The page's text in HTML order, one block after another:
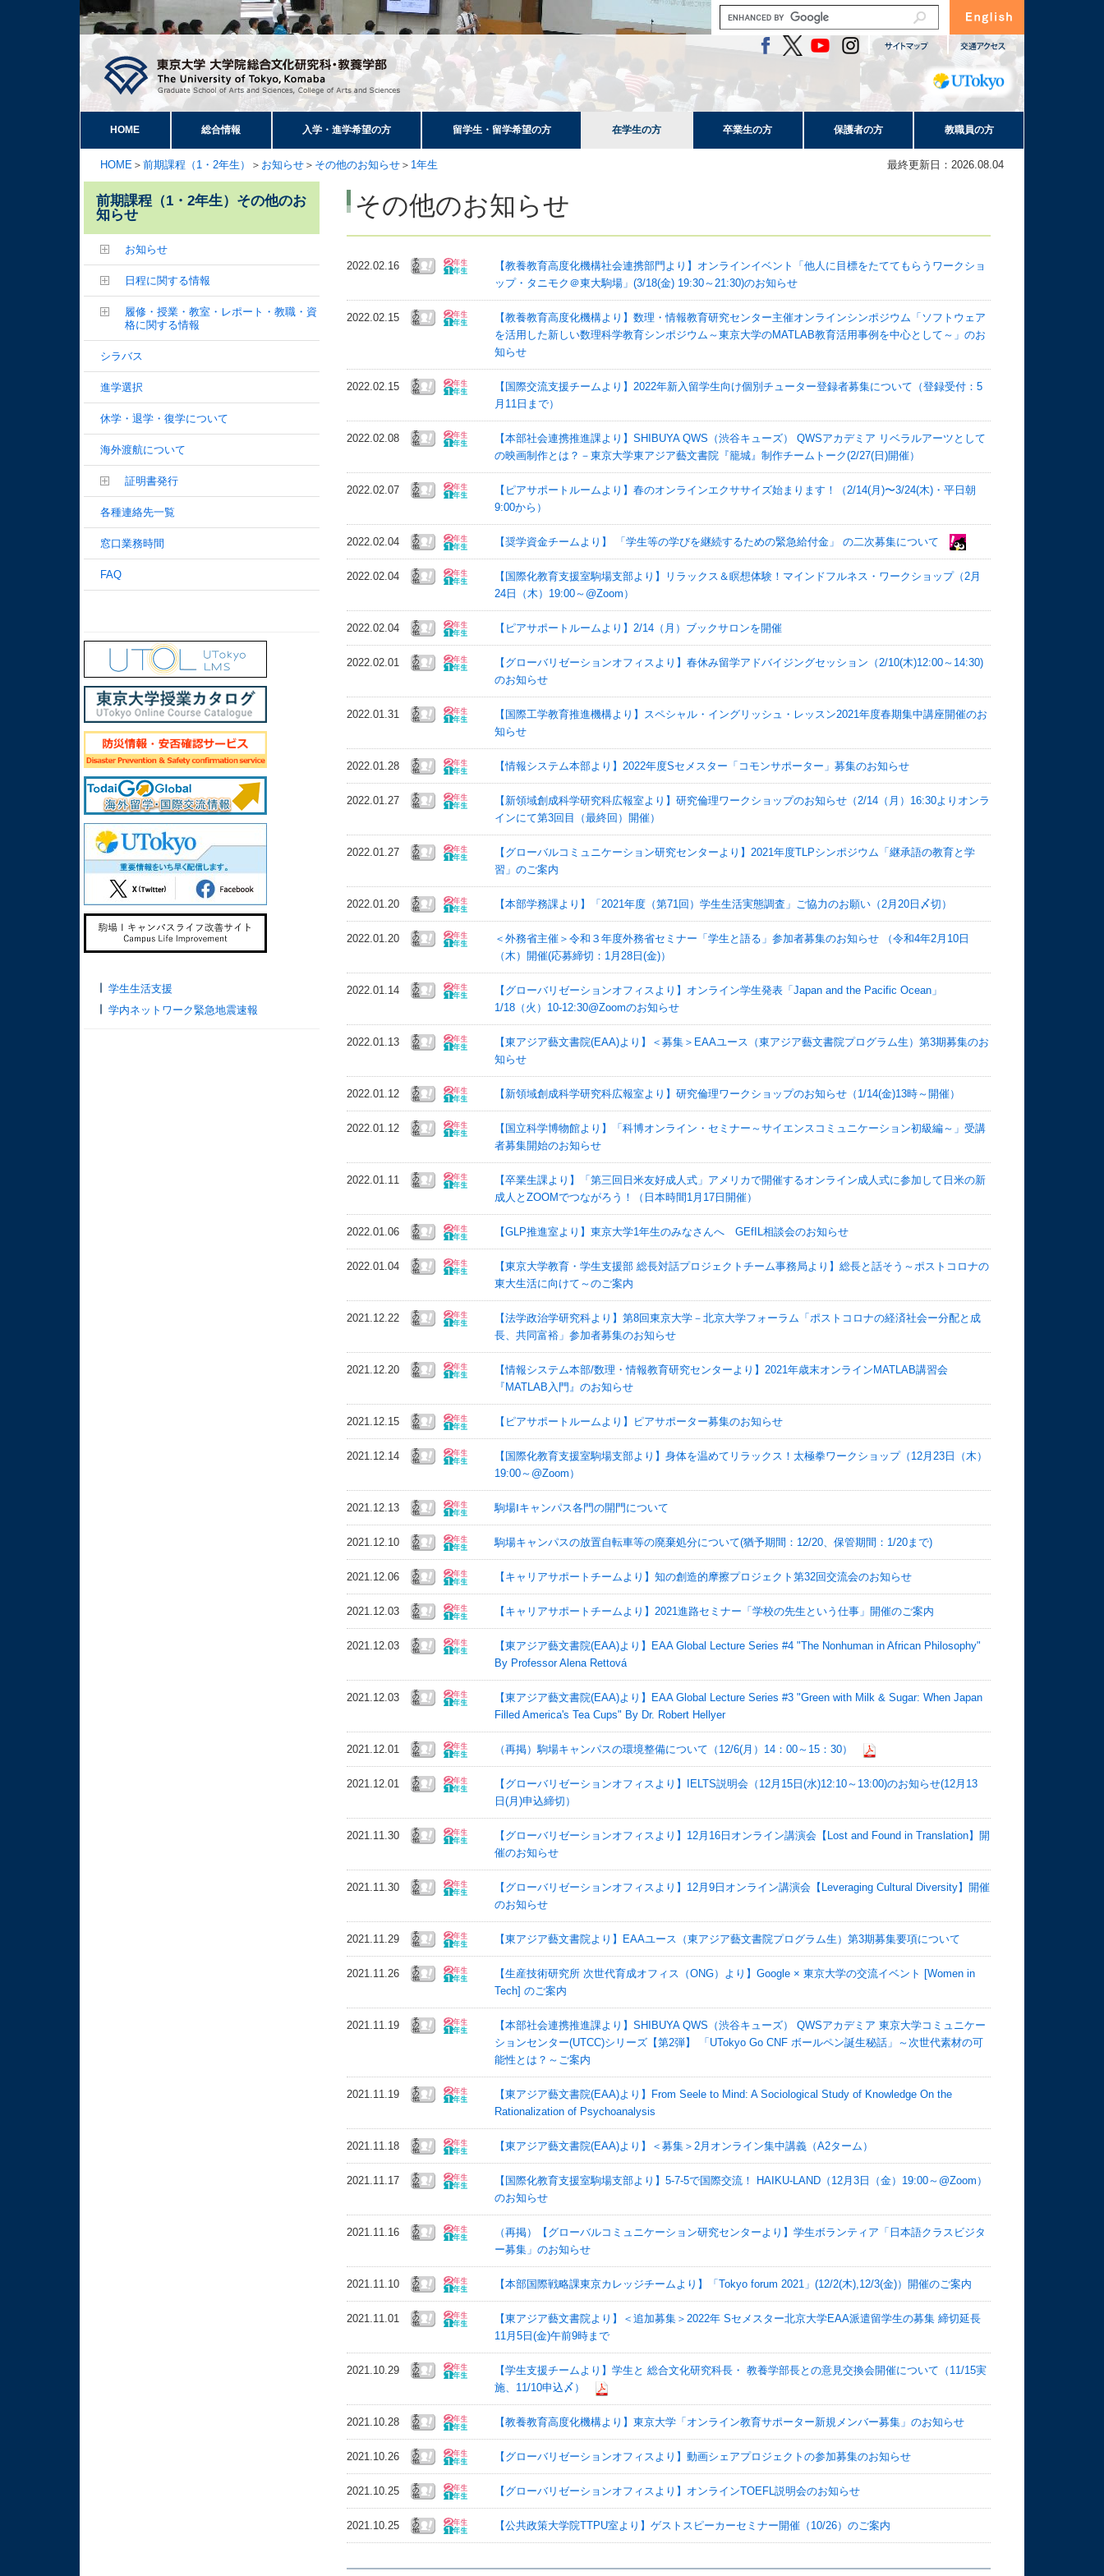
HOME 総合情報 入学・進学希望の方 留学生・留学希望の方 在学生の方 卒業生の方 保護者の方 教職員の方
HOME ＞ 前期課程（1・2年生） ＞ お知らせ ＞ その他のお知らせ ＞ 1年生 最終更新日：2026.08.04
その他のお知らせ
2022.02.16
【教養教育高度化機構社会連携部門より】オンラインイベント「他人に目標をたててもらうワークショ
ップ・タニモク＠東大駒場」(3/18(金) 19:30～21:30)のお知らせ
2022.02.15
【教養教育高度化機構より】数理・情報教育研究センター主催オンラインシンポジウム「ソフトウェア
を活用した新しい数理科学教育シンポジウム～東京大学のMATLAB教育活用事例を中心として～」のお
知らせ
2022.02.15
【国際交流支援チームより】2022年新入留学生向け個別チューター登録者募集について（登録受付：5
月11日まで）
2022.02.08
【本部社会連携推進課より】SHIBUYA QWS（渋谷キューズ） QWSアカデミア リベラルアーツとして
の映画制作とは？－東京大学東アジア藝文書院『籠城』制作チームトーク(2/27(日)開催）
2022.02.07
【ピアサポートルームより】春のオンラインエクササイズ始まります！（2/14(月)〜3/24(木)・平日朝
9:00から）
2022.02.04 【奨学資金チームより】 「学生等の学びを継続するための緊急給付金」 の二次募集について
2022.02.04
【国際化教育支援室駒場支部より】リラックス＆瞑想体験！マインドフルネス・ワークショップ（2月
24日（木）19:00～@Zoom）
2022.02.04 【ピアサポートルームより】2/14（月）ブックサロンを開催
2022.02.01
【グローバリゼーションオフィスより】春休み留学アドバイジングセッション（2/10(木)12:00～14:30)
のお知らせ
2022.01.31
【国際工学教育推進機構より】スペシャル・イングリッシュ・レッスン2021年度春期集中講座開催のお
知らせ
2022.01.28 【情報システム本部より】2022年度Sセメスター「コモンサポーター」募集のお知らせ
2022.01.27
【新領域創成科学研究科広報室より】研究倫理ワークショップのお知らせ（2/14（月）16:30よりオンラ
インにて第3回目（最終回）開催）
2022.01.27
【グローバルコミュニケーション研究センターより】2021年度TLPシンポジウム「継承語の教育と学
習」のご案内
2022.01.20 【本部学務課より】「2021年度（第71回）学生生活実態調査」ご協力のお願い（2月20日〆切）
2022.01.20
＜外務省主催＞令和３年度外務省セミナー「学生と語る」参加者募集のお知らせ （令和4年2月10日
（木）開催(応募締切：1月28日(金)）
2022.01.14
【グローバリゼーションオフィスより】オンライン学生発表「Japan and the Pacific Ocean」
1/18（火）10-12:30@Zoomのお知らせ
2022.01.13
【東アジア藝文書院(EAA)より】＜募集＞EAAユース（東アジア藝文書院プログラム生）第3期募集のお
知らせ
2022.01.12 【新領域創成科学研究科広報室より】研究倫理ワークショップのお知らせ（1/14(金)13時～開催）
2022.01.12
【国立科学博物館より】「科博オンライン・セミナー～サイエンスコミュニケーション初級編～」受講
者募集開始のお知らせ
2022.01.11
【卒業生課より】「第三回日米友好成人式」アメリカで開催するオンライン成人式に参加して日米の新
成人とZOOMでつながろう！（日本時間1月17日開催）
2022.01.06 【GLP推進室より】東京大学1年生のみなさんへ GEfIL相談会のお知らせ
2022.01.04
【東京大学教育・学生支援部 総長対話プロジェクトチーム事務局より】総長と話そう～ポストコロナの
東大生活に向けて～のご案内
2021.12.22
【法学政治学研究科より】第8回東京大学－北京大学フォーラム「ポストコロナの経済社会ー分配と成
長、共同富裕」参加者募集のお知らせ
2021.12.20
【情報システム本部/数理・情報教育研究センターより】2021年歳末オンラインMATLAB講習会
『MATLAB入門』のお知らせ
2021.12.15 【ピアサポートルームより】ピアサポーター募集のお知らせ
2021.12.14
【国際化教育支援室駒場支部より】身体を温めてリラックス！太極拳ワークショップ（12月23日（木）
19:00～@Zoom）
2021.12.13 駒場Ⅰキャンパス各門の開門について
2021.12.10 駒場キャンパスの放置自転車等の廃棄処分について(猶予期間：12/20、保管期間：1/20まで)
2021.12.06 【キャリアサポートチームより】知の創造的摩擦プロジェクト第32回交流会のお知らせ
2021.12.03 【キャリアサポートチームより】2021進路セミナー「学校の先生という仕事」開催のご案内
2021.12.03
【東アジア藝文書院(EAA)より】EAA Global Lecture Series #4 "The Nonhuman in African Philosophy"
By Professor Alena Rettová
2021.12.03
【東アジア藝文書院(EAA)より】EAA Global Lecture Series #3 "Green with Milk & Sugar: When Japan
Filled America's Tea Cups" By Dr. Robert Hellyer
2021.12.01 （再掲）駒場キャンパスの環境整備について（12/6(月）14：00～15：30）
2021.12.01
【グローバリゼーションオフィスより】IELTS説明会（12月15日(水)12:10～13:00)のお知らせ(12月13
日(月)申込締切）
2021.11.30
【グローバリゼーションオフィスより】12月16日オンライン講演会【Lost and Found in Translation】開
催のお知らせ
2021.11.30
【グローバリゼーションオフィスより】12月9日オンライン講演会【Leveraging Cultural Diversity】開催
のお知らせ
2021.11.29 【東アジア藝文書院より】EAAユース（東アジア藝文書院プログラム生）第3期募集要項について
2021.11.26
【生産技術研究所 次世代育成オフィス（ONG）より】Google × 東京大学の交流イベント [Women in
Tech] のご案内
2021.11.19
【本部社会連携推進課より】SHIBUYA QWS（渋谷キューズ） QWSアカデミア 東京大学コミュニケー
ションセンター(UTCC)シリーズ【第2弾】 「UTokyo Go CNF ボールペン誕生秘話」～次世代素材の可
能性とは？～ご案内
2021.11.19
【東アジア藝文書院(EAA)より】From Seele to Mind: A Sociological Study of Knowledge On the
Rationalization of Psychoanalysis
2021.11.18 【東アジア藝文書院(EAA)より】＜募集＞2月オンライン集中講義（A2ターム）
2021.11.17
【国際化教育支援室駒場支部より】5-7-5で国際交流！ HAIKU-LAND（12月3日（金）19:00～@Zoom）
のお知らせ
2021.11.16
（再掲）【グローバルコミュニケーション研究センターより】学生ボランティア「日本語クラスビジタ
ー募集」のお知らせ
2021.11.10 【本部国際戦略課東京カレッジチームより】「Tokyo forum 2021」(12/2(木),12/3(金)）開催のご案内
2021.11.01
【東アジア藝文書院より】＜追加募集＞2022年 Sセメスター北京大学EAA派遣留学生の募集 締切延長
11月5日(金)午前9時まで
2021.10.29
【学生支援チームより】学生と 総合文化研究科長・ 教養学部長との意見交換会開催について（11/15実
施、11/10申込〆）
2021.10.28 【教養教育高度化機構より】東京大学「オンライン教育サポーター新規メンバー募集」のお知らせ
2021.10.26 【グローバリゼーションオフィスより】動画シェアプロジェクトの参加募集のお知らせ
2021.10.25 【グローバリゼーションオフィスより】オンラインTOEFL説明会のお知らせ
2021.10.25 【公共政策大学院TTPU室より】ゲストスピーカーセミナー開催（10/26）のご案内
前期課程（1・2年生）その他のお
知らせ
お知らせ
日程に関する情報
履修・授業・教室・レポート・教職・資
格に関する情報
シラバス
進学選択
休学・退学・復学について
海外渡航について
証明書発行
各種連絡先一覧
窓口業務時間
FAQ
学生生活支援
学内ネットワーク緊急地震速報